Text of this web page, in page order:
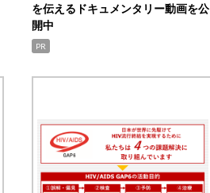
を伝えるドキュメンタリー動画を公
開中
PR